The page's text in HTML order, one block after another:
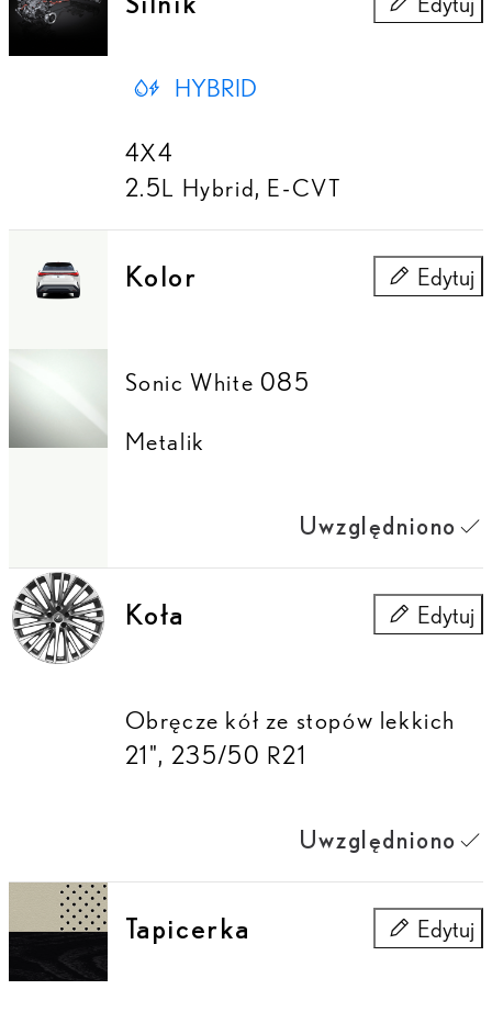
Silnik
HYBRID
4X4
2.5L Hybrid, E-CVT
Kolor Edytuj
Kolor
Sonic White 085
Metalik
Uwzględniono
Koła Edytuj
Koła
Obręcze kół ze stopów lekkich
21", 235/50 R21
Uwzględniono
Tapicerka Edytuj
Tapicerka